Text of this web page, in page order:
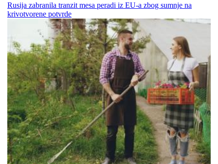
Rusija zabranila tranzit mesa peradi iz EU-a zbog sumnje na
krivotvorene potvrde